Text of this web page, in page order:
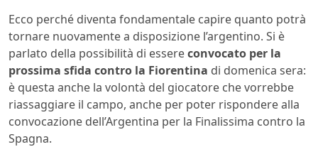
Ecco perché diventa fondamentale capire quanto potrà
tornare nuovamente a disposizione l’argentino. Si è
parlato della possibilità di essereconvocato per la
prossima sfida contro la Fiorentina di domenica sera:
è questa anche la volontà del giocatore che vorrebbe
riassaggiare il campo, anche per poter rispondere alla
convocazione dell’Argentina per la Finalissima contro la
Spagna.